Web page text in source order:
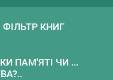
ФІЛЬТР КНИГ
ПАМ'ЯТІ ЧИ ...